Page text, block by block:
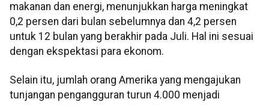
makanan dan energi, menunjukkan harga meningkat
0,2 persen dari bulan sebelumnya dan 4,2 persen
untuk 12 bulan yang berakhir pada Juli. Hal ini sesuai
dengan ekspektasi para ekonom.
Selain itu, jumlah orang Amerika yang mengajukan
tunjangan pengangguran turun 4.000 menjadi